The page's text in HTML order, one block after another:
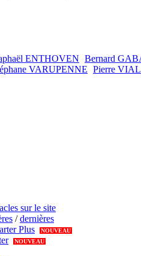
ENTHOVEN Bernard
VARUPENNE Pierre VIAL
sur le site
/dernières
Plus
NOUVEAU
NOUVEAU